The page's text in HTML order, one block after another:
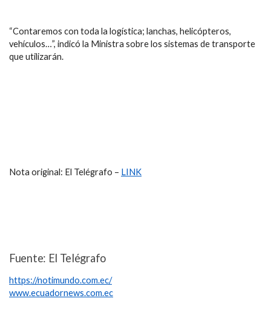
“Contaremos con toda la logística; lanchas, helicópteros,
vehículos…”, indicó la Ministra sobre los sistemas de transporte
que utilizarán.
Nota original: El Telégrafo – LINK
Fuente: El Telégrafo
https://notimundo.com.ec/
www.ecuadornews.com.ec